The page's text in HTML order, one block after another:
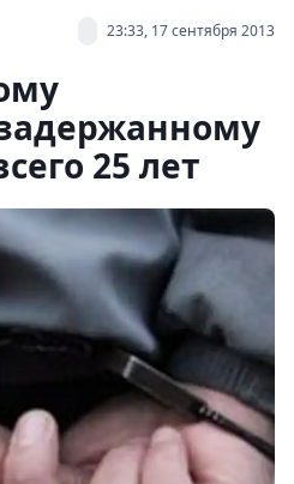
23:33, 17 сентября 2013
25 лет